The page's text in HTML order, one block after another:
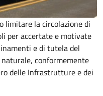
limitare la circolazione di
per accertate e motivate
e di tutela del
conformemente
delle Infrastrutture e dei